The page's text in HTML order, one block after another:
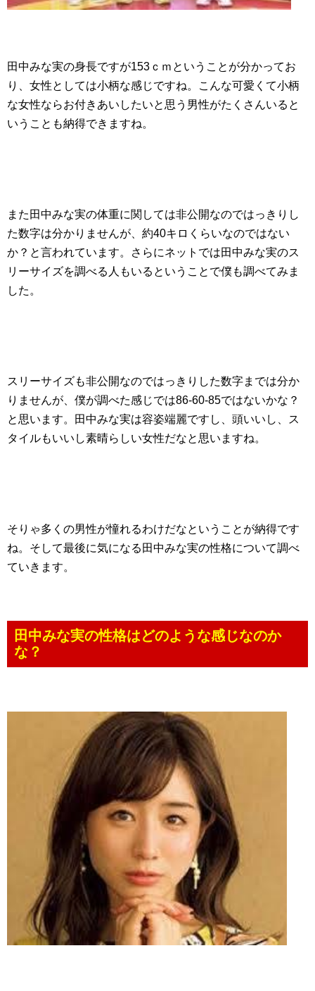
田中みな実の身長ですが153ｃｍということが分かってお
り、女性としては小柄な感じですね。こんな可愛くて小柄
な女性ならお付きあいしたいと思う男性がたくさんいると
いうことも納得できますね。
また田中みな実の体重に関しては非公開なのではっきりし
た数字は分かりませんが、約40キロくらいなのではない
か？と言われています。さらにネットでは田中みな実のス
リーサイズを調べる人もいるということで僕も調べてみま
した。
スリーサイズも非公開なのではっきりした数字までは分か
りませんが、僕が調べた感じでは86-60-85ではないかな？
と思います。田中みな実は容姿端麗ですし、頭いいし、ス
タイルもいいし素晴らしい女性だなと思いますね。
そりゃ多くの男性が憧れるわけだなということが納得です
ね。そして最後に気になる田中みな実の性格について調べ
ていきます。
田中みな実の性格はどのような感じなのか
な？